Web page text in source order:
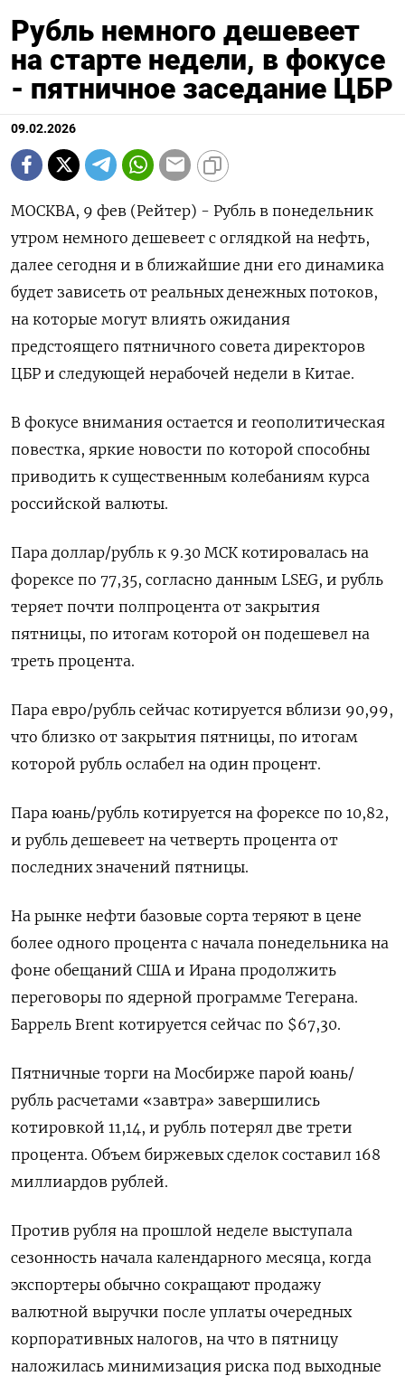
Рубль немного дешевеет
на старте недели, в фокусе
- пятничное заседание ЦБР
09.02.2026
МОСКВА, 9 фев (Рейтер) - Рубль в понедельник
утром немного дешевеет с оглядкой на нефть,
далее сегодня и в ближайшие дни его динамика
будет зависеть от реальных денежных потоков,
на которые могут влиять ожидания
предстоящего пятничного совета директоров
ЦБР и следующей нерабочей недели в Китае.
В фокусе внимания остается и геополитическая
⁠повестка, яркие новости по которой способны
приводить к существенным колебаниям курса
российской валюты.
Пара доллар/рубль к 9.30 МСК котировалась на
форексе по 77,35, согласно данным LSEG, и рубль
теряет почти полпроцента от закрытия
пятницы, по итогам которой он подешевел на
треть процента.
Пара евро/рубль сейчас котируется ⁠вблизи 90,99,
что близко от закрытия пятницы, ​по итогам
которой рубль ослабел на один процент.
Пара юань/рубль ⁠котируется на форексе по 10,82,
и рубль дешевеет на четверть процента от
последних значений пятницы.
На рынке нефти базовые сорта теряют в цене
более одного процента с начала ⁠понедельника на
фоне обещаний США и Ирана продолжить
переговоры по ядерной программе Тегерана.
Баррель Brent котируется сейчас по $67,30.
Пятничные торги на Мосбирже парой ‌юань/
рубль расчетами «завтра» завершились
котировкой 11,14, и рубль потерял две трети
процента. Объем биржевых сделок составил 168
‍миллиардов рублей.
Против рубля на прошлой неделе выступала
сезонность начала календарного месяца, когда
экспортеры обычно сокращают продажу
валютной выручки после уплаты очередных
‌корпоративных налогов, на что в пятницу
наложилась минимизация риска под выходные